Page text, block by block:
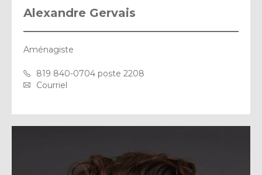
Alexandre Gervais
Aménagiste
819 840-0704 poste 2208
Courriel